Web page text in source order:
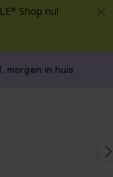
Shop nu!
morgen in huis